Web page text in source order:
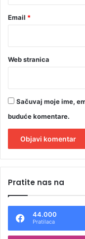
Email *
Web stranica
Sačuvaj moje ime,
buduće komentare.
t
n
Pratite nas na
44.000
Pratilaca